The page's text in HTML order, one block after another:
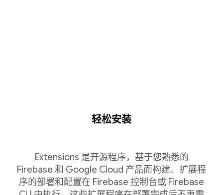
轻松安装
Extensions 是开源程序，基于您熟悉的
Firebase 和 Google Cloud 产品而构建。扩展程
序的部署和配置在 Firebase 控制台或 Firebase